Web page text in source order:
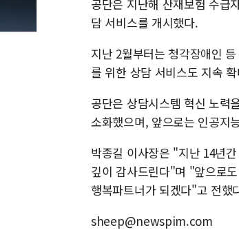
공단은 지난해 산재보험 수급
담 서비스를 개시했다.
지난 2월부터는 청각장애인
를 위한 상담 서비스도 지속
공단은 상담시스템 혁신 노력
소화했으며, 앞으로는 인공지
박종길 이사장은 "지난 14년
깊이 감사드린다"며 "앞으로
행복파트너가 되겠다"고 전했
sheep@newspim.com